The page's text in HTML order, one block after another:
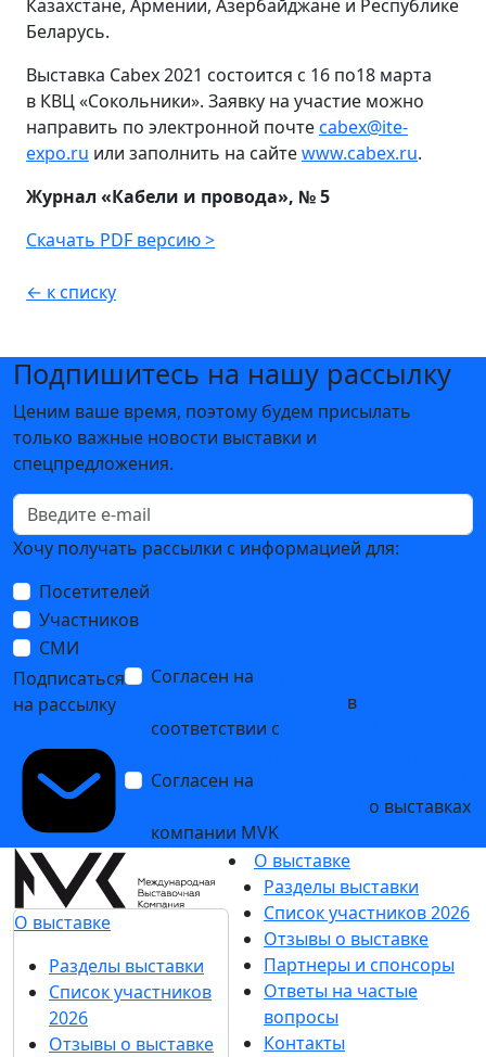
Казахстане, Армении, Азербайджане и Республике
Беларусь.
Выставка Cabex 2021 состоится с 16 по18 марта
в КВЦ «Сокольники». Заявку на участие можно
направить по электронной почтеcabex@ite-
expo.ru или заполнить на сайтеwww.cabex.ru.
Журнал «Кабели и провода», № 5
Скачать PDF версию >
← к списку
Подпишитесь на нашу рассылку
Ценим ваше время, поэтому будем присылать
только важные новости выставки и
спецпредложения.
Хочу получать рассылки с информацией для:
Посетителей
Участников
СМИ
Подписаться
на рассылку
Согласен на
в
соответствии с
Согласен на
о выставках
компании MVK
О выставке
Разделы выставки
Список участников
2026
Отзывы о выставке
О выставке
Разделы выставки
Список участников 2026
Отзывы о выставке
Партнеры и спонсоры
Ответы на частые
вопросы
Контакты